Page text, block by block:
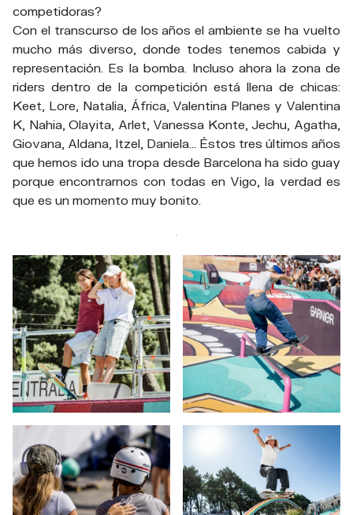
competidoras?
Con el transcurso de los años el ambiente se ha vuelto
mucho más diverso, donde todes tenemos cabida y
representación. Es la bomba. Incluso ahora la zona de
riders dentro de la competición está llena de chicas:
Keet, Lore, Natalia, África, Valentina Planes y Valentina
K, Nahia, Olayita, Arlet, Vanessa Konte, Jechu, Agatha,
Giovana, Aldana, Itzel, Daniela… Éstos tres últimos años
que hemos ido una tropa desde Barcelona ha sido guay
porque encontrarnos con todas en Vigo, la verdad es
que es un momento muy bonito.